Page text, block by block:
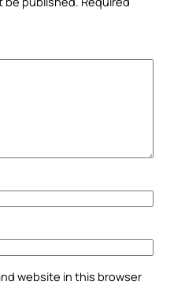
website in this browser